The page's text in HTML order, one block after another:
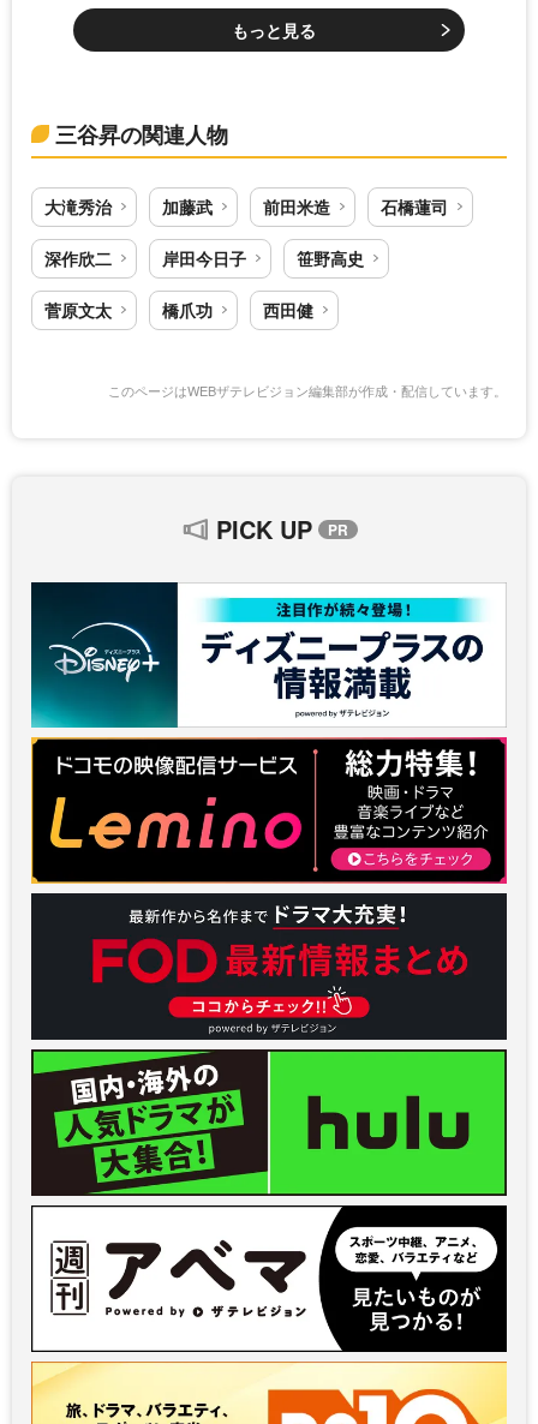
もっと見る
三谷昇の関連人物
大滝秀治 加藤武 前田米造 石橋蓮司
深作欣二 岸田今日子 笹野高史
菅原文太 橋爪功 西田健
このページはWEBザテレビジョン編集部が作成・配信しています。
PICK UP